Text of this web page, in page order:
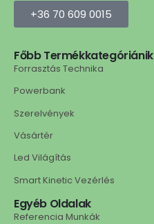
+36 70 609 0015
Főbb Termékkategóriánik
Forrasztás Technika
Powerbank
Szerelvények
Vásártér
Led Világítás
Smart Kinetic Vezérlés
Egyéb Oldalak
Referencia Munkák